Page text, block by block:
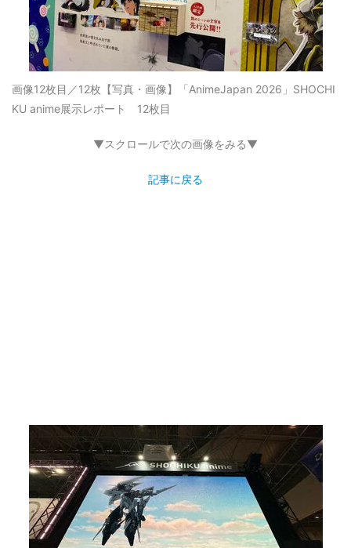
画像12枚目／12枚 【写真・画像】「AnimeJapan 2026」SHOCHI
KU anime展示レポート 12枚目
▼スクロールで次の画像をみる▼
記事に戻る